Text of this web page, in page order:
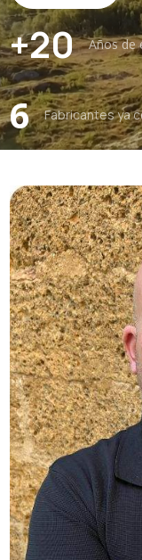
+20 Años de
6 Fabricantes ya